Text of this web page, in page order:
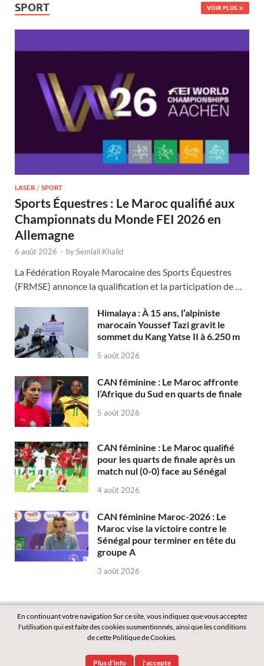
SPORT VOIR PLUS
LASER / SPORT
Sports Équestres : Le Maroc qualifié aux
Championnats du Monde FEI 2026 en
Allemagne
6 août 2026 - bySemlali Khalid
La Fédération Royale Marocaine des Sports Équestres
(FRMSE) annonce la qualification et la participation de …
Himalaya : À 15 ans, l’alpiniste
marocain Youssef Tazi gravit le
sommet du Kang Yatse II à 6.250 m
5 août 2026
CAN féminine : Le Maroc affronte
l’Afrique du Sud en quarts de finale
5 août 2026
CAN féminine : Le Maroc qualifié
pour les quarts de finale après un
match nul (0-0) face au Sénégal
4 août 2026
CAN féminine Maroc-2026 : Le
Maroc vise la victoire contre le
Sénégal pour terminer en tête du
groupe A
3 août 2026
En continuant votre navigation Sur ce site, vous indiquez que vous acceptez
l'utilisation qui est faite des cookies susmentionnés, ainsi que les conditions
de cette Politique de Cookies.
Plus d'info j'accepte